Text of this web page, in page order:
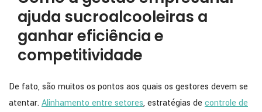
ajuda sucroalcooleiras a
ganhar eficiência e
competitividade
De fato, são muitos os pontos aos quais os gestores devem se
atentar.Alinhamento entre setores, estratégias de controle de